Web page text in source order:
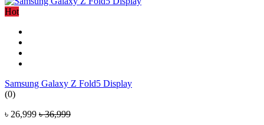
Hot
Samsung Galaxy Z Fold5 Display
(0)
৳ 26,999 ৳ 36,999